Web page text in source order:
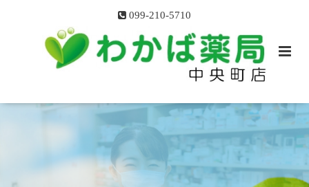
099-210-5710